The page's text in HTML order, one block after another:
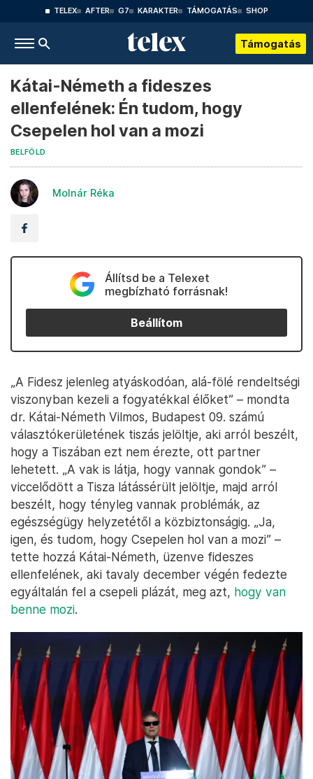
TELEX AFTER G7 KARAKTER TÁMOGATÁS SHOP
Támogatás
Kátai-Németh a fideszes
ellenfelének: Én tudom, hogy
Csepelen hol van a mozi
BELFÖLD
Molnár Réka
Állítsd be a Telexet
megbízható forrásnak!
Beállítom
„A Fidesz jelenleg atyáskodóan, alá-fölé rendeltségi
viszonyban kezeli a fogyatékkal élőket” – mondta
dr. Kátai-Németh Vilmos, Budapest 09. számú
választókerületének tiszás jelöltje, aki arról beszélt,
hogy a Tiszában ezt nem érezte, ott partner
lehetett. „A vak is látja, hogy vannak gondok” –
viccelődött a Tisza látássérült jelöltje, majd arról
beszélt, hogy tényleg vannak problémák, az
egészségügy helyzetétől a közbiztonságig. „Ja,
igen, és tudom, hogy Csepelen hol van a mozi” –
tette hozzá Kátai-Németh, üzenve fideszes
ellenfelének, aki tavaly december végén fedezte
egyáltalán fel a csepeli plázát, meg azt, hogy van
benne mozi.